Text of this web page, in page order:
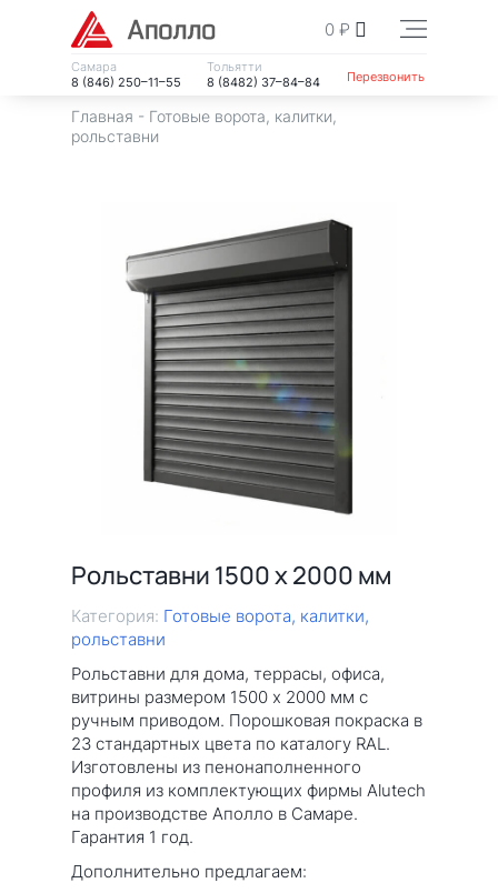
Самара
8 (846) 250–11–55
Тольятти
8 (8482) 37–84–84
0 ₽
Перезвонить
Главная - Готовые ворота, калитки,
рольставни
Рольставни 1500 х 2000 мм
Категория: Готовые ворота, калитки,
рольставни
Рольставни для дома, террасы, офиса,
витрины размером 1500 х 2000 мм с
ручным приводом. Порошковая покраска в
23 стандартных цвета по каталогу RAL.
Изготовлены из пенонаполненного
профиля из комплектующих фирмы Alutech
на производстве Аполло в Самаре.
Гарантия 1 год.
Дополнительно предлагаем: